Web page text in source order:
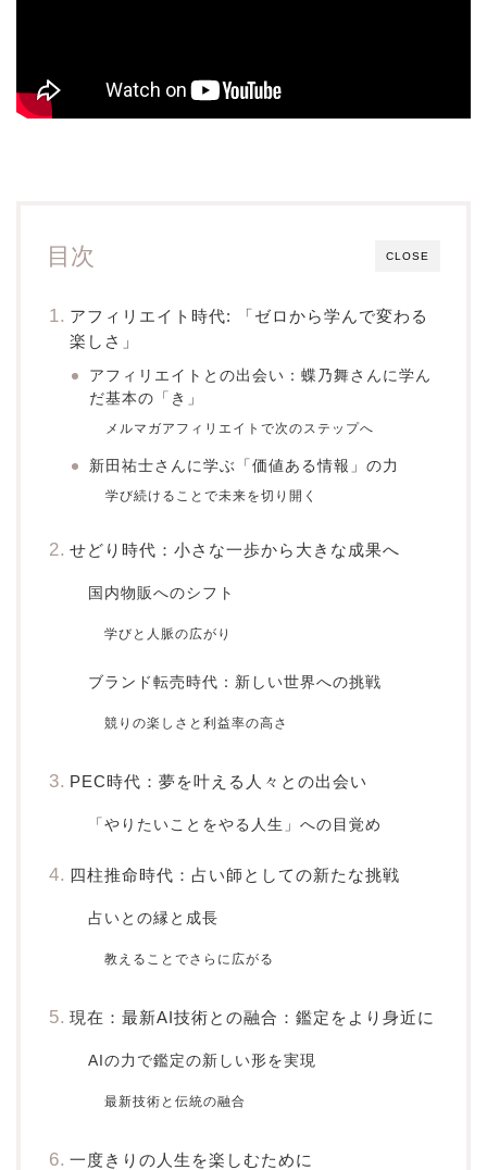
CLOSE
目次
アフィリエイト時代: 「ゼロから学んで変わる
楽しさ」
アフィリエイトとの出会い：蝶乃舞さんに学ん
だ基本の「き」
メルマガアフィリエイトで次のステップへ
新田祐士さんに学ぶ「価値ある情報」の力
学び続けることで未来を切り開く
せどり時代：小さな一歩から大きな成果へ
国内物販へのシフト
学びと人脈の広がり
ブランド転売時代：新しい世界への挑戦
競りの楽しさと利益率の高さ
PEC時代：夢を叶える人々との出会い
「やりたいことをやる人生」への目覚め
四柱推命時代：占い師としての新たな挑戦
占いとの縁と成長
教えることでさらに広がる
現在：最新AI技術との融合：鑑定をより身近に
AIの力で鑑定の新しい形を実現
最新技術と伝統の融合
一度きりの人生を楽しむために